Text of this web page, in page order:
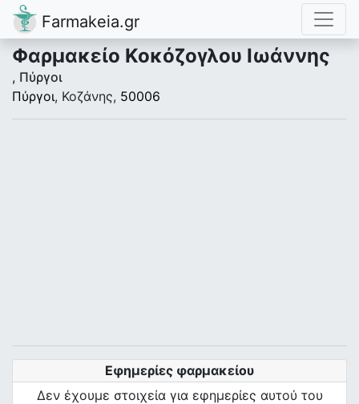
Farmakeia.gr
Φαρμακείο Κοκόζογλου Ιωάννης
, Πύργοι
Πύργοι, Κοζάνης, 50006
Εφημερίες φαρμακείου
Δεν έχουμε στοιχεία για εφημερίες αυτού του